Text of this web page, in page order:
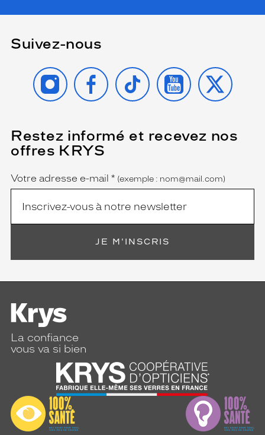
Suivez-nous
INSTAGRAMFACEBOOK
TIKTOK YOUTUBE
X
Restez informé et recevez nos
offres KRYS
Name
Votre adresse e-mail *
(Ce
champ
est
obligatoire)
(exemple : nom@mail.com)
JE M'INSCRIS
La confiance
vous va si bien